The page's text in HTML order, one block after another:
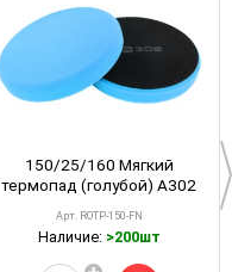
150/25/160 Мягкий
термопад (голубой) А302
Арт. ROTP-150-FN
Наличие: >200шт